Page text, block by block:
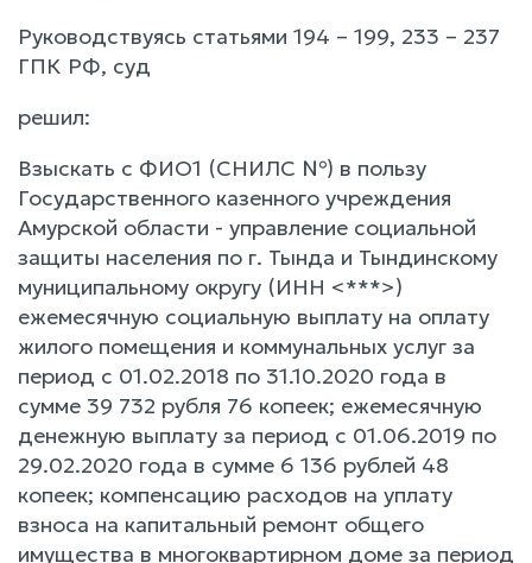
Руководствуясь статьями 194 – 199, 233 – 237
ГПК РФ, суд
решил:
Взыскать с ФИО1 (СНИЛС №) в пользу
Государственного казенного учреждения
Амурской области - управление социальной
защиты населения по г. Тында и Тындинскому
муниципальному округу (ИНН <***>)
ежемесячную социальную выплату на оплату
жилого помещения и коммунальных услуг за
период с 01.02.2018 по 31.10.2020 года в
сумме 39 732 рубля 76 копеек; ежемесячную
денежную выплату за период с 01.06.2019 по
29.02.2020 года в сумме 6 136 рублей 48
копеек; компенсацию расходов на уплату
взноса на капитальный ремонт общего
имущества в многоквартирном доме за период